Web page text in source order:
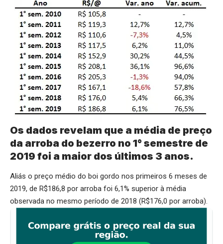
Os dados revelam que a média de preço
da arroba do bezerro no 1° semestre de
2019 foi a maior dos últimos 3 anos.
Aliás o preço médio do boi gordo nos primeiros 6 meses de
2019, de R$186,8 por arroba foi 6,1% superior à média
observada no mesmo período de 2018 (R$176,0 por arroba).